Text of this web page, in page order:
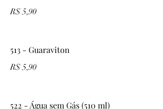
R$ 5,90
513 - Guaraviton
R$ 5,90
522 - Água sem Gás (510 ml)